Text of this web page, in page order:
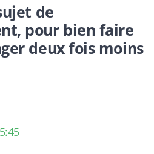
de
pour bien faire
deux fois moins